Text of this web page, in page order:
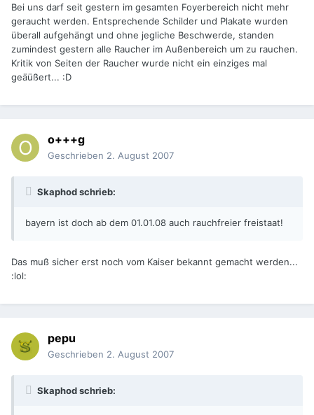
Bei uns darf seit gestern im gesamten Foyerbereich nicht mehr
geraucht werden. Entsprechende Schilder und Plakate wurden
überall aufgehängt und ohne jegliche Beschwerde, standen
zumindest gestern alle Raucher im Außenbereich um zu rauchen.
Kritik von Seiten der Raucher wurde nicht ein einziges mal
geäüßert... :D
o+++g
Geschrieben 2. August 2007
Skaphod schrieb:
bayern ist doch ab dem 01.01.08 auch rauchfreier freistaat!
Das muß sicher erst noch vom Kaiser bekannt gemacht werden...
:lol:
pepu
Geschrieben 2. August 2007
Skaphod schrieb: